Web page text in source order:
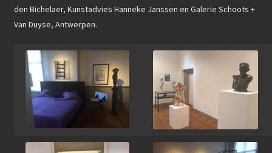
den Bichelaer, Kunstadvies Hanneke Janssen en Galerie Schoots +
Van Duyse, Antwerpen.